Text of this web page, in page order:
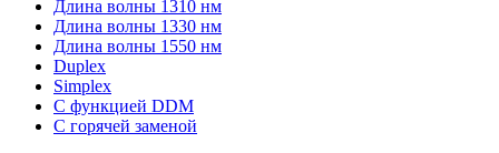
Длина волны 1310 нм
Длина волны 1330 нм
Длина волны 1550 нм
Duplex
Simplex
С функцией DDM
С горячей заменой